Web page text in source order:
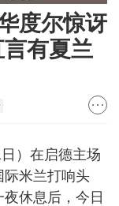
度尔惊讶
有夏兰
）在启德主场
际米兰打响头
休息后，今日